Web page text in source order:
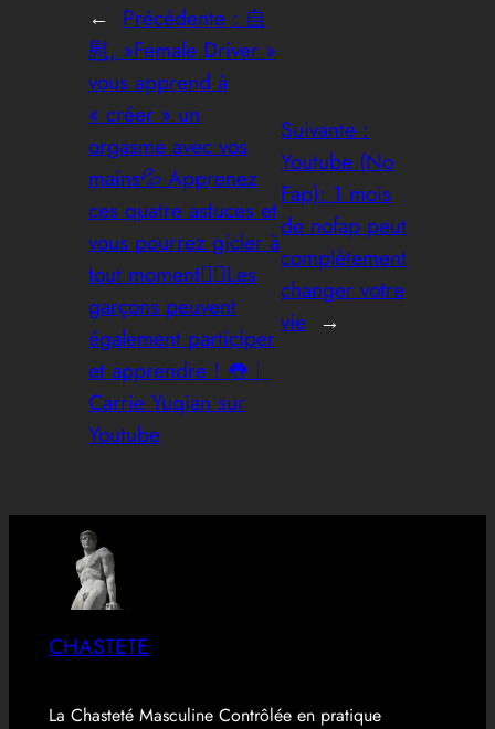
← Précédente : 自
慰, »Female Driver »
vous apprend à
« créer » un
orgasme avec vos
mains💦 Apprenez
ces quatre astuces et
vous pourrez gicler à
tout moment❤️‍🔥Les
garçons peuvent
également participer
et apprendre ! 👅｜
Carrie Yuqian sur
Youtube
Suivante :
Youtube (No
Fap): 1 mois
de nofap peut
complètement
changer votre
vie →
CHASTETE
La Chasteté Masculine Contrôlée en pratique